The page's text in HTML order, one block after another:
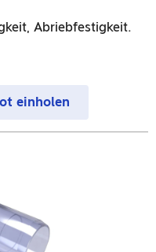
Abriebfestigkeit.
einholen